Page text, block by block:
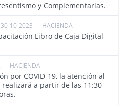
y Complementarias.
30-10-2023 — HACIENDA
Libro de Caja Digital
— HACIENDA
por COVID-19, la atención al
a partir de las 11:30